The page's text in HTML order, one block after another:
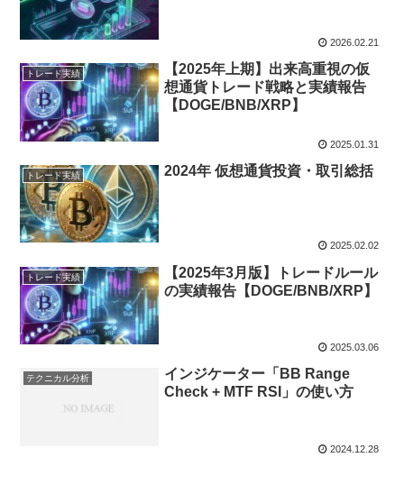
2026.02.21
トレード実績
【2025年上期】出来高重視の仮
想通貨トレード戦略と実績報告
【DOGE/BNB/XRP】
2025.01.31
トレード実績 2024年 仮想通貨投資・取引総括
2025.02.02
トレード実績
【2025年3月版】トレードルール
の実績報告【DOGE/BNB/XRP】
2025.03.06
テクニカル分析
インジケーター「BB Range
Check + MTF RSI」の使い方
2024.12.28